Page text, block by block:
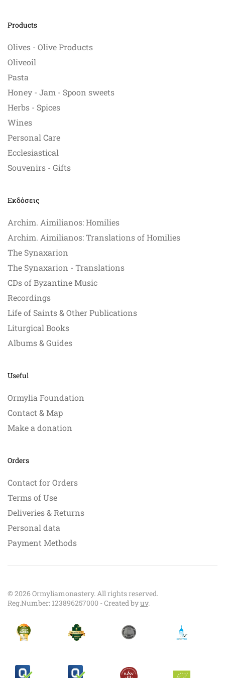
Products
Olives - Olive Products
Oliveoil
Pasta
Honey - Jam - Spoon sweets
Herbs - Spices
Wines
Personal Care
Ecclesiastical
Souvenirs - Gifts
Εκδόσεις
Archim. Aimilianos: Homilies
Archim. Aimilianos: Translations of Homilies
The Synaxarion
The Synaxarion - Translations
CDs of Byzantine Music
Recordings
Life of Saints & Other Publications
Liturgical Books
Albums & Guides
Useful
Ormylia Foundation
Contact & Map
Make a donation
Orders
Contact for Orders
Terms of Use
Deliveries & Returns
Personal data
Payment Methods
©2026Ormyliamonastery. All rights reserved.
Reg.Number: 123896257000 - Created byuv.